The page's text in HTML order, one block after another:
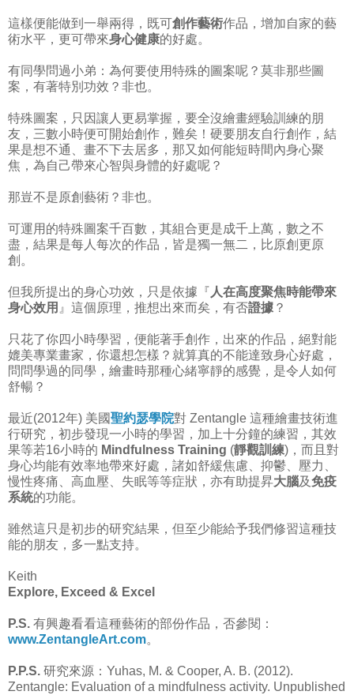
這樣便能做到一舉兩得，既可創作藝術作品，增加自家的藝
術水平，更可帶來身心健康的好處。
有同學問過小弟：為何要使用特殊的圖案呢？莫非那些圖
案，有著特別功效？非也。
特殊圖案，只因讓人更易掌握，要全沒繪畫經驗訓練的朋
友，三數小時便可開始創作，難矣！硬要朋友自行創作，結
果是想不通、畫不下去居多，那又如何能短時間內身心聚
焦，為自己帶來心智與身體的好處呢？
那豈不是原創藝術？非也。
可運用的特殊圖案千百數，其組合更是成千上萬，數之不
盡，結果是每人每次的作品，皆是獨一無二，比原創更原
創。
但我所提出的身心功效，只是依據『 人在高度聚焦時能帶來
身心效用 』這個原理，推想出來而矣，有否證據 ？
只花了你四小時學習，便能著手創作，出來的作品，絕對能
媲美專業畫家，你還想怎樣？就算真的不能達致身心好處，
問問學過的同學，繪畫時那種心緒寧靜的感覺，是令人如何
舒暢？
最近(2012年) 美國聖約瑟學院對 Zentangle 這種繪畫技術進
行研究，初步發現一小時的學習，加上十分鐘的練習，其效
果等若16小時的 Mindfulness Training (靜觀訓練)，而且對
身心均能有效率地帶來好處，諸如舒緩焦慮、抑鬱、壓力、
慢性疼痛、高血壓、失眠等等症狀，亦有助提昇大腦及免疫
系統的功能。
雖然這只是初步的研究結果，但至少能給予我們修習這種技
能的朋友，多一點支持。
Keith
Explore, Exceed & Excel
P.S. 有興趣看看這種藝術的部份作品，否參閱：
www.ZentangleArt.com。
P.P.S. 研究來源：Yuhas, M. & Cooper, A. B. (2012).
Zentangle: Evaluation of a mindfulness activity. Unpublished